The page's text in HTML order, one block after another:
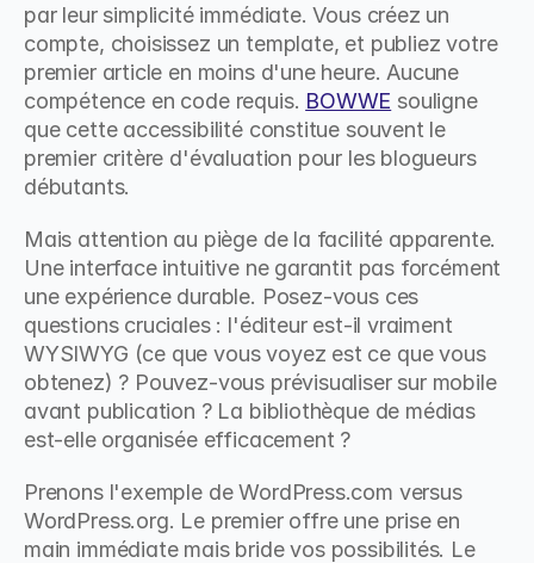
par leur simplicité immédiate. Vous créez un
compte, choisissez un template, et publiez votre
premier article en moins d'une heure. Aucune
compétence en code requis. BOWWE souligne
que cette accessibilité constitue souvent le
premier critère d'évaluation pour les blogueurs
débutants.
Mais attention au piège de la facilité apparente.
Une interface intuitive ne garantit pas forcément
une expérience durable. Posez-vous ces
questions cruciales : l'éditeur est-il vraiment
WYSIWYG (ce que vous voyez est ce que vous
obtenez) ? Pouvez-vous prévisualiser sur mobile
avant publication ? La bibliothèque de médias
est-elle organisée efficacement ?
Prenons l'exemple de WordPress.com versus
WordPress.org. Le premier offre une prise en
main immédiate mais bride vos possibilités. Le